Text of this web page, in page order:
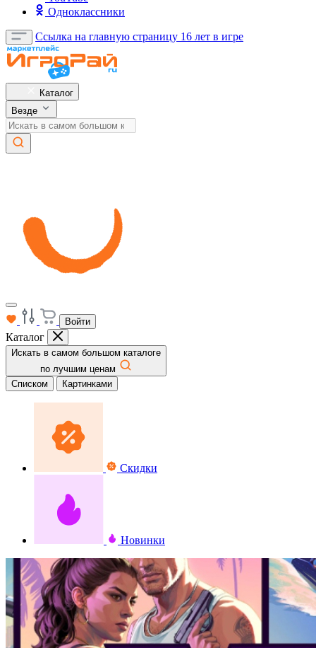
Одноклассники
Ссылка на главную страницу 16 лет в игре
Каталог
Везде
Войти
Каталог
Искать в самом большом каталоге
по лучшим ценам
Списком
Картинками
Скидки
Новинки